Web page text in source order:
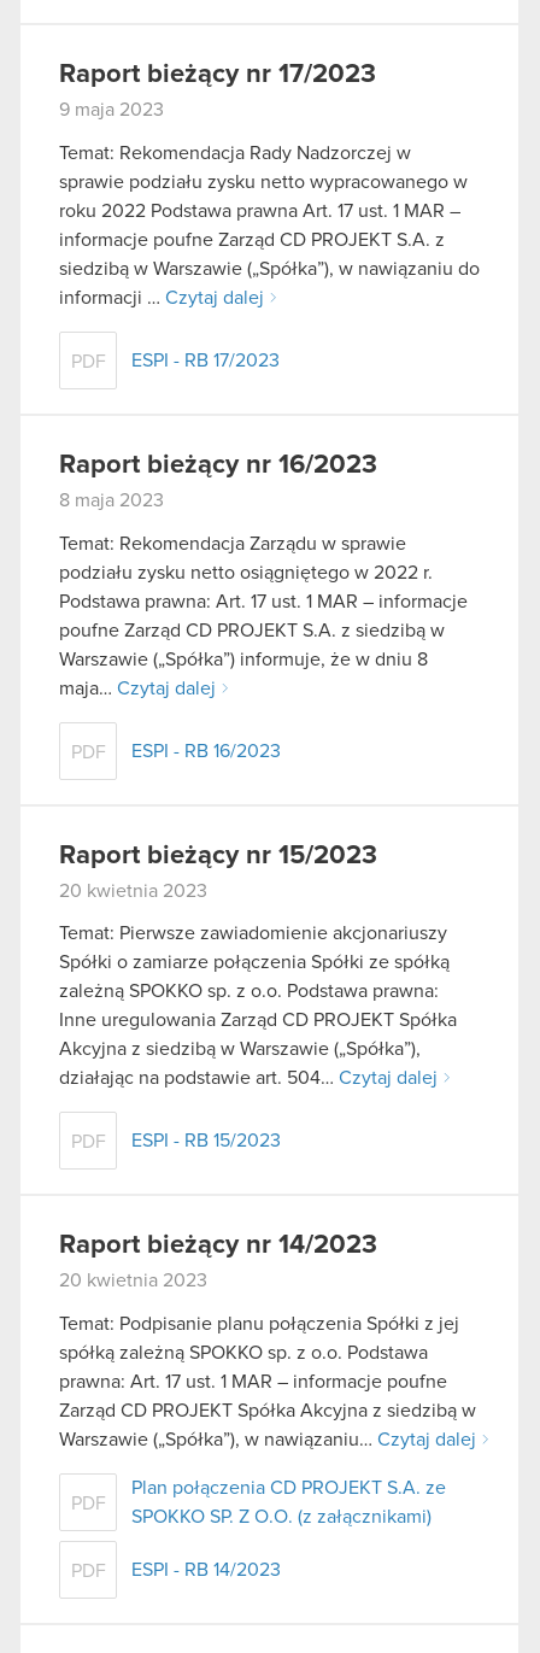
Raport bieżący nr 17/2023
9 maja 2023
Temat: Rekomendacja Rady Nadzorczej w
sprawie podziału zysku netto wypracowanego w
roku 2022 Podstawa prawna Art. 17 ust. 1 MAR –
informacje poufne Zarząd CD PROJEKT S.A. z
siedzibą w Warszawie („Spółka”), w nawiązaniu do
informacji … Czytaj dalej
PDF ESPI - RB 17/2023
Raport bieżący nr 16/2023
8 maja 2023
Temat: Rekomendacja Zarządu w sprawie
podziału zysku netto osiągniętego w 2022 r.
Podstawa prawna: Art. 17 ust. 1 MAR – informacje
poufne Zarząd CD PROJEKT S.A. z siedzibą w
Warszawie („Spółka”) informuje, że w dniu 8
maja… Czytaj dalej
PDF ESPI - RB 16/2023
Raport bieżący nr 15/2023
20 kwietnia 2023
Temat: Pierwsze zawiadomienie akcjonariuszy
Spółki o zamiarze połączenia Spółki ze spółką
zależną SPOKKO sp. z o.o. Podstawa prawna:
Inne uregulowania Zarząd CD PROJEKT Spółka
Akcyjna z siedzibą w Warszawie („Spółka”),
działając na podstawie art. 504… Czytaj dalej
PDF ESPI - RB 15/2023
Raport bieżący nr 14/2023
20 kwietnia 2023
Temat: Podpisanie planu połączenia Spółki z jej
spółką zależną SPOKKO sp. z o.o. Podstawa
prawna: Art. 17 ust. 1 MAR – informacje poufne
Zarząd CD PROJEKT Spółka Akcyjna z siedzibą w
Warszawie („Spółka”), w nawiązaniu… Czytaj dalej
PDF
Plan połączenia CD PROJEKT S.A. ze
SPOKKO SP. Z O.O. (z załącznikami)
PDF ESPI - RB 14/2023